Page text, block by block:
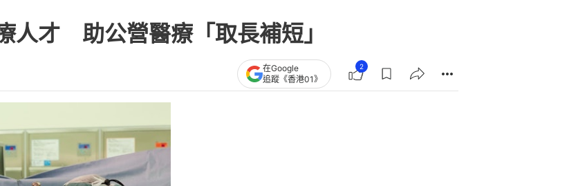
人才 助公營醫療「取長補短」
追蹤《香港01》